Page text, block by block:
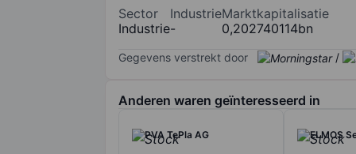
Sector
Industrie
Industrie
-
Marktkapitalisatie
0,202740114bn
Gegevens verstrekt door /
Anderen waren geïnteresseerd in
PVA TePla AG ELMOS